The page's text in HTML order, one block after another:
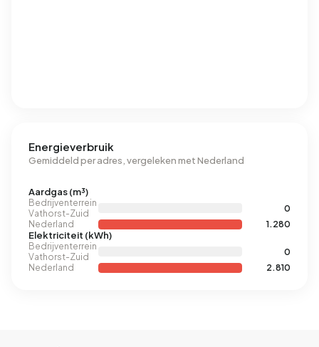
Energieverbruik
Gemiddeld per adres, vergeleken met Nederland
Aardgas (m³)
Bedrijventerrein
Vathorst-Zuid
0
Nederland
1.280
Elektriciteit (kWh)
Bedrijventerrein
Vathorst-Zuid
0
Nederland
2.810